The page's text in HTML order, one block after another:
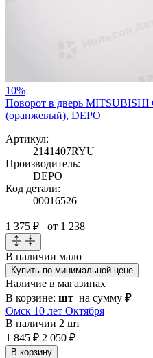
10%
Поворот в дверь
(оранжевый), DEPO
Артикул:
2141407RYU
Производитель:
DEPO
Код детали:
00016526
1 375 ₽ от 1 238
В наличии мало
Купить по минимальной цене
Наличие в магазинах
В корзине: шт на сумму ₽
Омск 10 лет Октября
В наличии 2 шт
1 845 ₽ 2 050 ₽
В корзину